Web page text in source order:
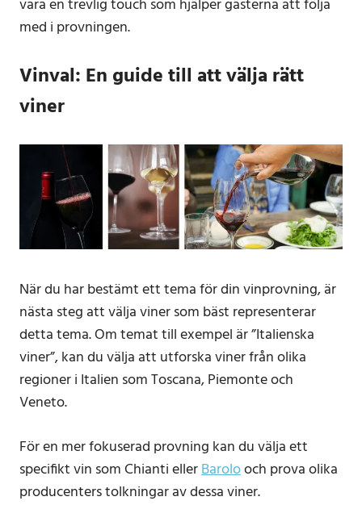
vara en trevlig touch som hjälper gästerna att följa
med i provningen.
Vinval: En guide till att välja rätt
viner
När du har bestämt ett tema för din vinprovning, är
nästa steg att välja viner som bäst representerar
detta tema. Om temat till exempel är ”Italienska
viner”, kan du välja att utforska viner från olika
regioner i Italien som Toscana, Piemonte och
Veneto.
För en mer fokuserad provning kan du välja ett
specifikt vin som Chianti ellerBarolooch prova olika
producenters tolkningar av dessa viner.